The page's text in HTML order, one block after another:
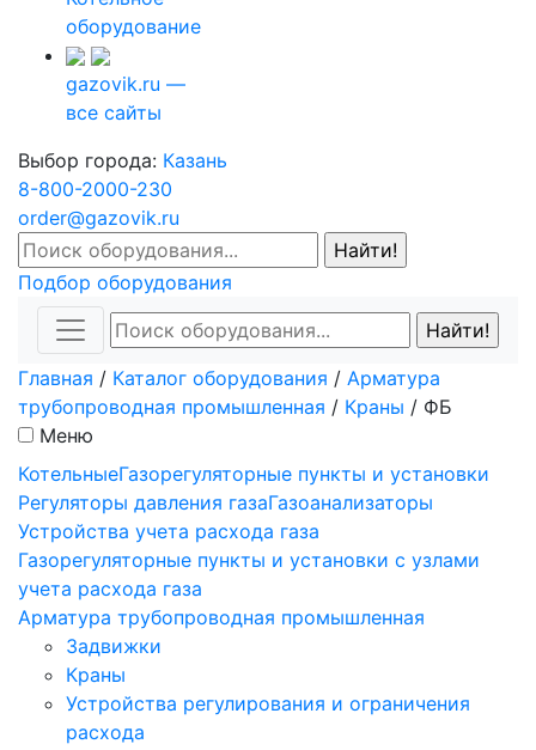
оборудование
gazovik.ru —
все сайты
Выбор города: Казань
8-800-2000-230
order@gazovik.ru
Подбор оборудования
Главная / Каталог оборудования / Арматура
трубопроводная промышленная / Краны / ФБ
Меню
КотельныеГазорегуляторные пункты и установки
Регуляторы давления газаГазоанализаторы
Устройства учета расхода газа
Газорегуляторные пункты и установки с узлами
учета расхода газа
Арматура трубопроводная промышленная
Задвижки
Краны
Устройства регулирования и ограничения
расхода